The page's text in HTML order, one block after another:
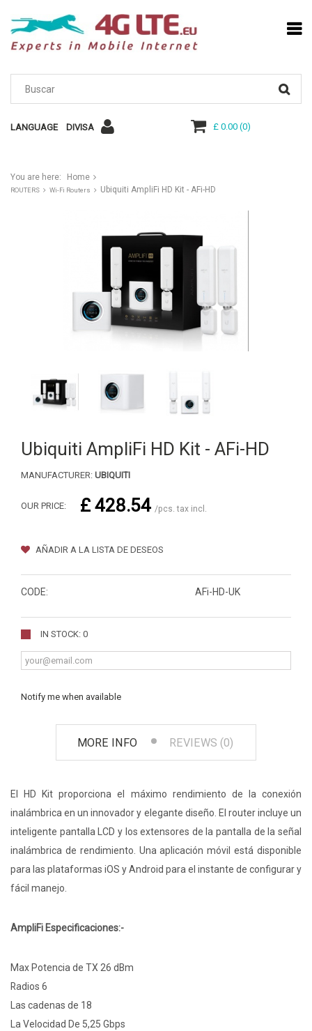
LANGUAGE DIVISA £ 0.00(0)
You are here: Home
ROUTERS Wi-Fi Routers Ubiquiti AmpliFi HD Kit - AFi-HD
Ubiquiti AmpliFi HD Kit - AFi-HD
MANUFACTURER: UBIQUITI
OUR PRICE: £ 428.54 /pcs. tax incl.
AÑADIR A LA LISTA DE DESEOS
CODE: AFi-HD-UK
IN STOCK: 0
Notify me when available
MORE INFO REVIEWS (0)
El HD Kit proporciona el máximo rendimiento de la conexión
inalámbrica en un innovador y elegante diseño. El router incluye un
inteligente pantalla LCD y los extensores de la pantalla de la señal
inalámbrica de rendimiento. Una aplicación móvil está disponible
para las plataformas iOS y Android para el instante de configurar y
fácil manejo.
AmpliFi Especificaciones:-
Max Potencia de TX 26 dBm
Radios 6
Las cadenas de 18
La Velocidad De 5,25 Gbps